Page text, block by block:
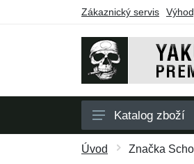
Zákaznický servis
Pánské
Katalog zboží
Úvod Značka